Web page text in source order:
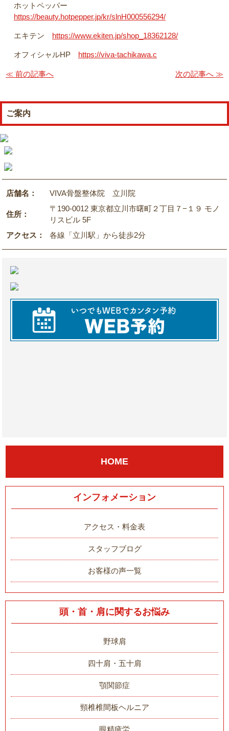
ホットペッパー
https://beauty.hotpepper.jp/kr/slnH000556294/
エキテン https://www.ekiten.jp/shop_18362128/
オフィシャルHP https://viva-tachikawa.c
≪ 前の記事へ 次の記事へ ≫
ご案内
店舗名： VIVA骨盤整体院 立川院
住所：
〒190-0012 東京都立川市曙町２丁目７−１９ モノ
リスビル 5F
アクセス：
各線「立川駅」から徒歩2分
HOME
インフォメーション
アクセス・料金表
スタッフブログ
お客様の声一覧
頭・首・肩に関するお悩み
野球肩
四十肩・五十肩
顎関節症
頸椎椎間板ヘルニア
眼精疲労